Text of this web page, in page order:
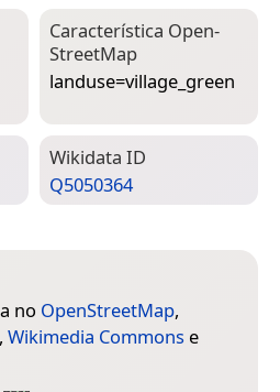
Característica Open­
Street­Map
landuse=­village_green
Wiki­data ID
Q5050364
no OpenStreetMap,
, Wikimedia Commons e